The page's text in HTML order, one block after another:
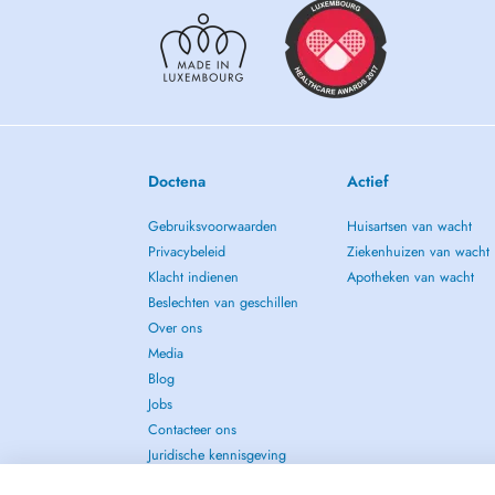
Doctena
Gebruiksvoorwaarden
Privacybeleid
Klacht indienen
Beslechten van geschillen
Over ons
Media
Blog
Jobs
Contacteer ons
Juridische kennisgeving
Actief
Huisartsen van wacht
Ziekenhuizen van wacht
Apotheken van wacht